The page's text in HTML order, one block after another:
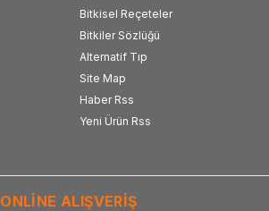
Bitkisel Reçeteler
Bitkiler Sözlüğü
Alternatif Tıp
Site Map
Haber Rss
Yeni Ürün Rss
ONLİNE ALIŞVERİŞ